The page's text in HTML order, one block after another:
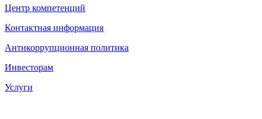
Центр компетенций
Контактная информация
Антикоррупционная политика
Инвесторам
Услуги